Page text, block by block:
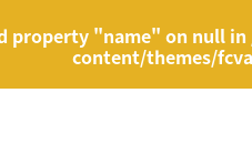
property "name" on null in
content/themes/